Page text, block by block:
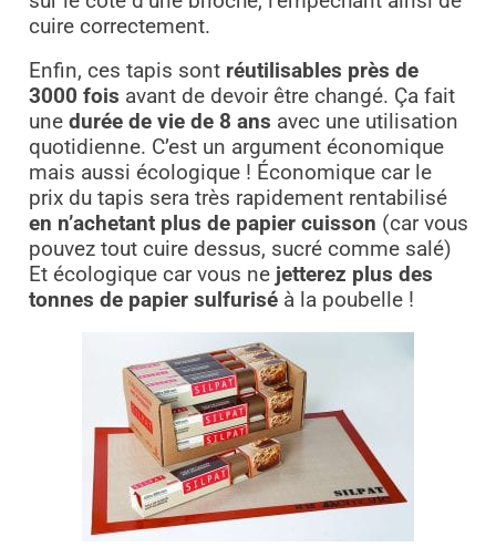
cuire correctement.
Enfin, ces tapis sont réutilisables près de
3000 fois avant de devoir être changé. Ça fait
une durée de vie de 8 ans avec une utilisation
quotidienne. C’est un argument économique
mais aussi écologique ! Économique car le
prix du tapis sera très rapidement rentabilisé
en n’achetant plus de papier cuisson (car vous
pouvez tout cuire dessus, sucré comme salé)
Et écologique car vous ne jetterez plus des
tonnes de papier sulfuriséà la poubelle !